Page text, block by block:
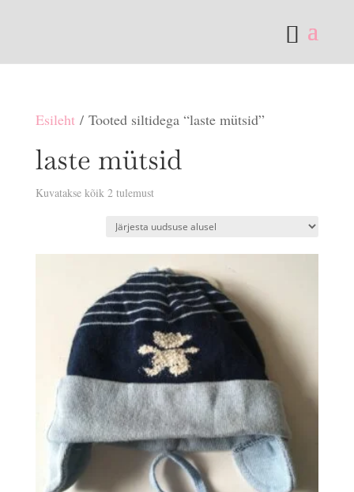
Esileht/ Tooted siltidega “laste mütsid”
laste mütsid
Kuvatakse kõik 2 tulemustSorditud